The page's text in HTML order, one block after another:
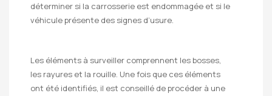
déterminer si la carrosserie est endommagée et si le
véhicule présente des signes d’usure.
Les éléments à surveiller comprennent les bosses,
les rayures et la rouille. Une fois que ces éléments
ont été identifiés, il est conseillé de procéder à une